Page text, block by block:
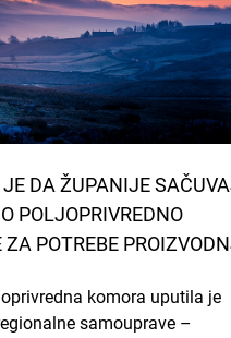
JE DA ŽUPANIJE
POLJOPRIVREDNO
POTREBE
komora uputila je
samouprave –